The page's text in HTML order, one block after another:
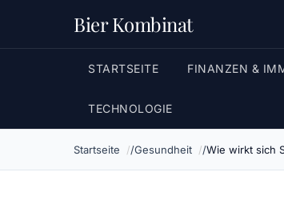
Bier Kombinat
STARTSEITE FINANZEN &
TECHNOLOGIE
Startseite Gesundheit Wie wirkt sich